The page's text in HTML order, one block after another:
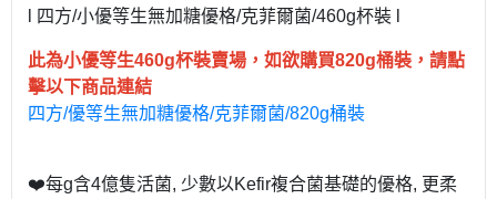
l 四方/小優等生無加糖優格/克菲爾菌/460g杯裝 l
此為小優等生460g杯裝賣場，如欲購買820g桶裝，請點
擊以下商品連結
四方/優等生無加糖優格/克菲爾菌/820g桶裝
❤️每g含4億隻活菌, 少數以Kefir複合菌基礎的優格, 更柔